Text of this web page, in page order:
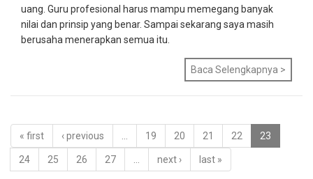
uang. Guru profesional harus mampu memegang banyak
nilai dan prinsip yang benar. Sampai sekarang saya masih
berusaha menerapkan semua itu.
Baca Selengkapnya >
« first ‹ previous 19 20 21 22 23
24 25 26 27 next › last »